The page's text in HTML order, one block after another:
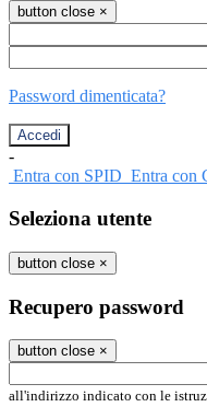
button close ×
Password dimenticata?
-
Entra con SPID Entra con
Seleziona utente
button close ×
Recupero password
button close ×
all'indirizzo indicato con le